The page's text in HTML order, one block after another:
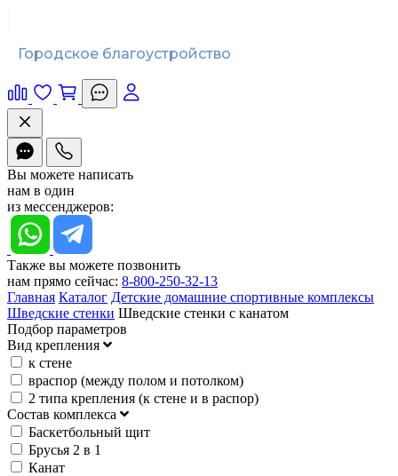
Городское благоустройство
Вы можете написать
нам в один
из мессенджеров:
Также вы можете позвонить
нам прямо сейчас: 8-800-250-32-13
Главная Каталог Детские домашние спортивные комплексы
Шведские стенки Шведские стенки с канатом
Подбор параметров
Вид крепления
к стене
враспор (между полом и потолком)
2 типа крепления (к стене и в распор)
Состав комплекса
Баскетбольный щит
Брусья 2 в 1
Канат